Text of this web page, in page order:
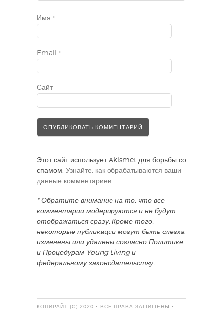
Имя *
Email *
Сайт
Этот сайт использует Akismet для борьбы со
спамом. Узнайте, как обрабатываются ваши
данные комментариев.
* Обратите внимание на то, что все
комментарии модерируются и не будут
отображаться сразу. Кроме того,
некоторые публикации могут быть слегка
изменены или удалены согласно Политике
и Процедурам Young Living и
федеральному законодательству.
КОПИРАЙТ (C) 2020 - ВСЕ ПРАВА ЗАЩИЩЕНЫ -